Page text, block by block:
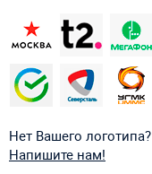
Нет Вашего логотипа?
Напишите нам!